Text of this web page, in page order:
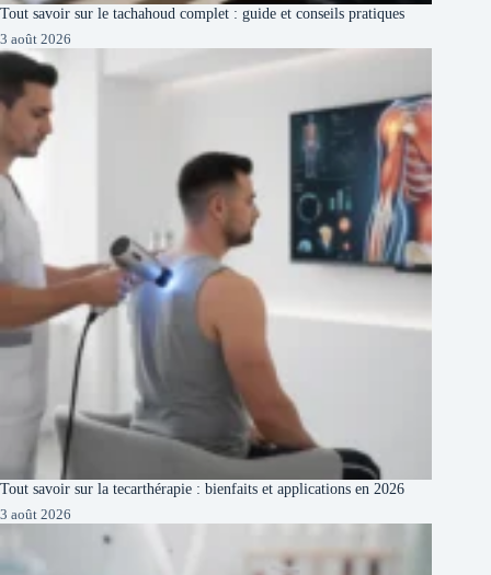
Tout savoir sur le tachahoud complet : guide et conseils pratiques
3 août 2026
Tout savoir sur la tecarthérapie : bienfaits et applications en 2026
3 août 2026